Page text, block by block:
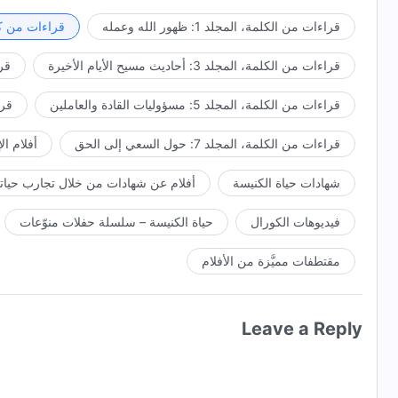
تضايق بسببه؟ الجواب كلا بالتأكيد! فلأن أيُّوب كان طيب
كان طيب القلب، تحمّل عذابًا أكبر نتيجةً لشعوره بألم الله؛
الغرباء أن سلوك أيُّوب بأكمله خلال تجاربه مثاليًّا. أمّا لعنه
مختلفًا. في الواقع، كان هذا أصدق تعبيرٍ عن جوهر إنسانيّة
لعن يوم ولادته أظهر طيبة القلب والإخلاص في أعماق
بعد معرفة هذا كلّه عن أيُّوب، سوف يكون لدى معظم الناس
يجب أن يكون لديهم فهمٌ وتقدير عميقين وعمليّين وأكثر تقدّمًا
الفهم والتقدير الناس على السلوك في طريق اتّقاء الله
قراءات من الكلمة، المجلد 1: ظهور الله وعمله قراءات من
قراءات من الكلمة، المجلد 3: أحاديث مسيح الأيام الأخيرة
قراءات من الكلمة، المجلد 5: مسؤوليات القادة والعاملين
قراءات من الكلمة، المجلد 7: حول السعي إلى الحق أفلام
شهادات حياة الكنيسة أفلام عن شهادات من خلال تجارب
فيديوهات الكورال حياة الكنيسة – سلسلة حفلات منوّعات
مقتطفات مميَّزة من الأفلام
Leave a Reply